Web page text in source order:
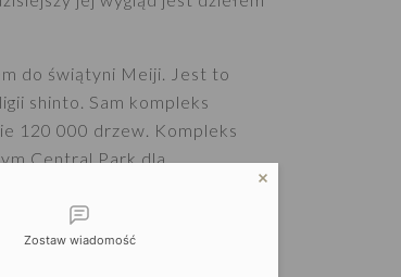
do świątyni Meiji. Jest to
shinto. Sam kompleks
120 000 drzew. Kompleks
Central Park dla
mieli okazję oddać się
Zostaw wiadomość